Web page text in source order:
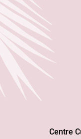
Centre